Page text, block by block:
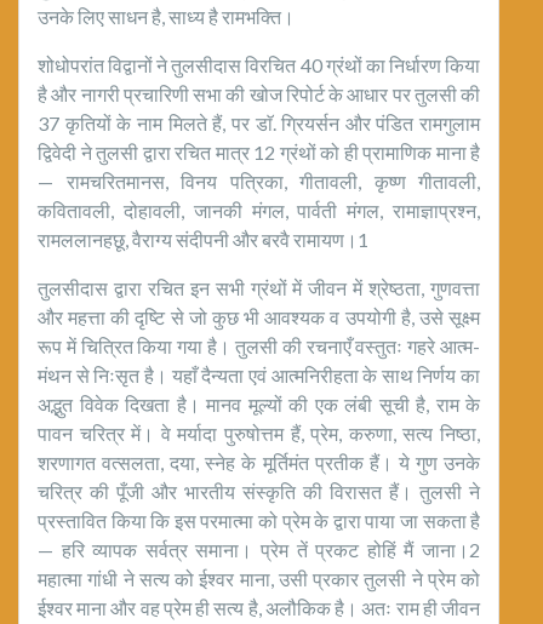
उनके लिए साधन है, साध्य है रामभक्ति।
शोधोपरांत विद्वानों ने तुलसीदास विरचित 40 ग्रंथों का निर्धारण किया
है और नागरी प्रचारिणी सभा की खोज रिपोर्ट के आधार पर तुलसी की
37 कृतियों के नाम मिलते हैं, पर डाॅ. ग्रियर्सन और पंडित रामगुलाम
द्विवेदी ने तुलसी द्वारा रचित मात्र 12 ग्रंथों को ही प्रामाणिक माना है
— रामचरितमानस, विनय पत्रिका, गीतावली, कृष्ण गीतावली,
कवितावली, दोहावली, जानकी मंगल, पार्वती मंगल, रामाज्ञाप्रश्न,
रामललानहछू, वैराग्य संदीपनी और बरवै रामायण।1
तुलसीदास द्वारा रचित इन सभी ग्रंथों में जीवन में श्रेष्ठता, गुणवत्ता
और महत्ता की दृष्टि से जो कुछ भी आवश्यक व उपयोगी है, उसे सूक्ष्म
रूप में चित्रित किया गया है। तुलसी की रचनाएँ वस्तुतः गहरे आत्म-
मंथन से निःसृत है। यहाँ दैन्यता एवं आत्मनिरीहता के साथ निर्णय का
अद्भुत विवेक दिखता है। मानव मूल्यों की एक लंबी सूची है, राम के
पावन चरित्र में। वे मर्यादा पुरुषोत्तम हैं, प्रेम, करुणा, सत्य निष्ठा,
शरणागत वत्सलता, दया, स्नेह के मूर्तिमंत प्रतीक हैं। ये गुण उनके
चरित्र की पूँजी और भारतीय संस्कृति की विरासत हैं। तुलसी ने
प्रस्तावित किया कि इस परमात्मा को प्रेम के द्वारा पाया जा सकता है
— हरि व्यापक सर्वत्र समाना। प्रेम तें प्रकट होहिं मैं जाना।2
महात्मा गांधी ने सत्य को ईश्वर माना, उसी प्रकार तुलसी ने प्रेम को
ईश्वर माना और वह प्रेम ही सत्य है, अलौकिक है। अतः राम ही जीवन